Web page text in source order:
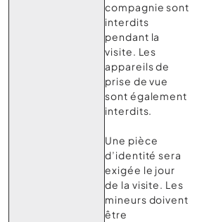
compagnie sont
interdits
pendant la
visite. Les
appareils de
prise de vue
sont également
interdits.
Une pièce
d’identité sera
exigée le jour
de la visite. Les
mineurs doivent
être